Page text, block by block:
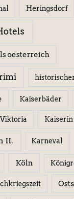
Heringsdorf
oesterreich
Kaiserbäder
II. Karneval
Köln